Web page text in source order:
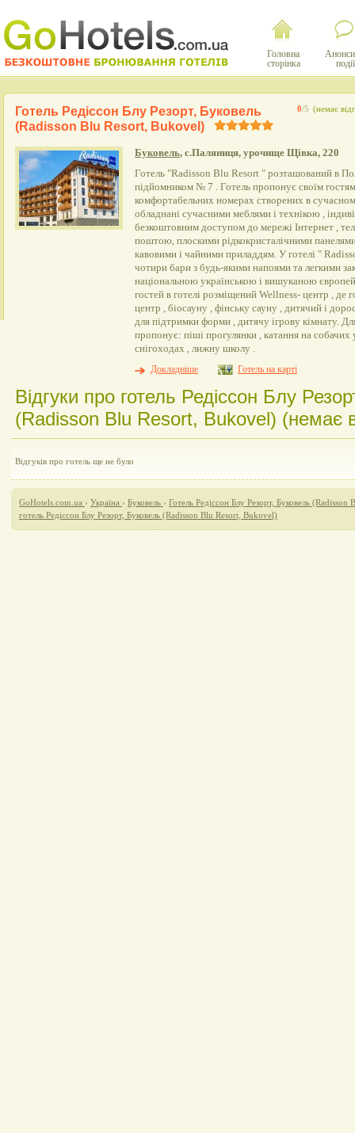
Головна
сторінка
події
0/5 (немає
Готель Редіссон Блу Резорт, Буковель
(Radisson Blu Resort, Bukovel)
Буковель, с.Паляниця, урочище Щівка, 220
Готель "Radisson Blu Resort " розташований в
підйомником № 7 . Готель пропонує своїм
комфортабельних номерах створених в
обладнані сучасними меблями і технікою ,
безкоштовним доступом до мережі Інтернет ,
поштою, плоскими рідкокристалічними
кавовими і чайними приладдям. У готелі "
чотири бари з будь-якими напоями та легкими
національною українською і вишуканою
гостей в готелі розміщений Wellness- центр , де
центр , біосауну , фінську сауну , дитячий і
для підтримки форми , дитячу ігрову кімнату.
пропонує: піші прогулянки , катання на
снігоходах , лижну школу .
Докладніше
Готель на карті
Відгуки про готель Редіссон Блу
(Radisson Blu Resort, Bukovel) (немає
Відгуків про готель ще не було
GoHotels.com.ua › Україна › Буковель › Готель Редіссон Блу Резорт, Буковель
готель Редіссон Блу Резорт, Буковель (Radisson Blu Resort, Bukovel)